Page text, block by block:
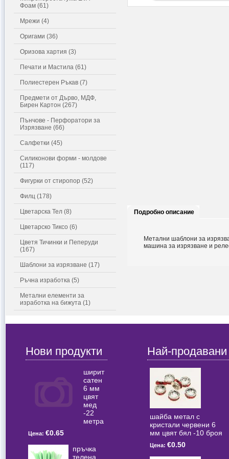
Фоам (61)
Мрежи (4)
Оригами (36)
Оризова хартия (3)
Печати и Мастила (61)
Полиестерен Ръкав (7)
Предмети от Дърво, МДФ,
Бирен Картон (267)
Пънчове - Перфоратори за
Изрязване (66)
Салфетки (45)
Силиконови форми - молдове
(117)
Фигурки от стиропор (52)
Филц (178)
Цветарска Тел (8)
Цветарско Тиксо (6)
Цветя Тичинки и Пеперуди
(167)
Шаблони за изрязване (17)
Ръчна изработка (5)
Метални елементи за
изработка на бижута (1)
Подробно описание
Метални шаблони за
машина за изрязване и
Нови продукти
ширит
сатен
6 мм
цвят
мед
-22
метра
Цена: €0.65
пръчка
телена
Най-продавани
шайба метал с
кристали червени 6
мм цвят бял -10 броя
Цена: €0.50